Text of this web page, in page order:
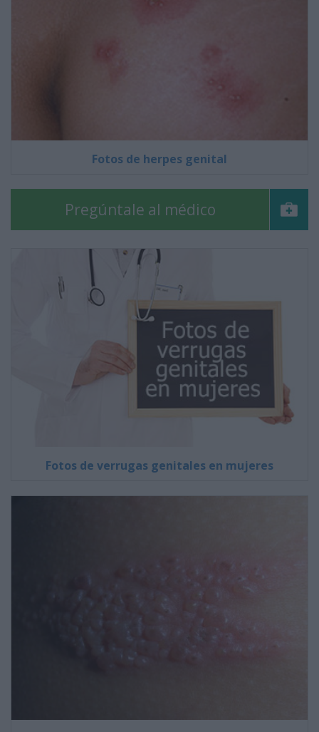
Fotos de herpes genital
Pregúntale al médico
Fotos de verrugas genitales en mujeres